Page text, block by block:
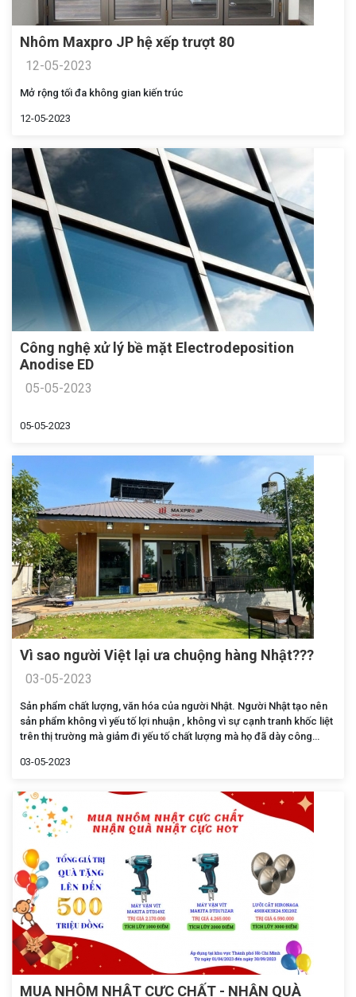
Nhôm Maxpro JP hệ xếp trượt 80
12-05-2023
Mở rộng tối đa không gian kiến trúc
12-05-2023
Công nghệ xử lý bề mặt Electrodeposition
Anodise ED
05-05-2023
05-05-2023
Vì sao người Việt lại ưa chuộng hàng Nhật???
03-05-2023
Sản phẩm chất lượng, văn hóa của người Nhật. Người Nhật tạo nên
sản phẩm không vì yếu tố lợi nhuận , không vì sự cạnh tranh khốc liệt
trên thị trường mà giảm đi yếu tố chất lượng mà họ đã dày công
03-05-2023
MUA NHÔM NHẬT CỰC CHẤT - NHẬN QUÀ